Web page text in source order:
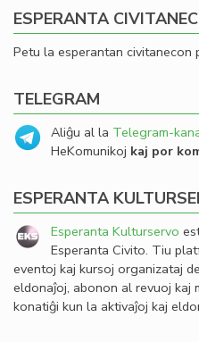
ESPERANTA
Petu la esperantan civitanecon
TELEGRAM
Aliĝu al la Telegram-
HeKomunikoj kaj por
ESPERANTA
Esperanta Kulturservo
Esperanta Civito. Tiu
eventoj kaj kursoj organizataj
eldonaĵoj, abonon al revuoj kaj
konatiĝi kun la aktivaĵoj kaj